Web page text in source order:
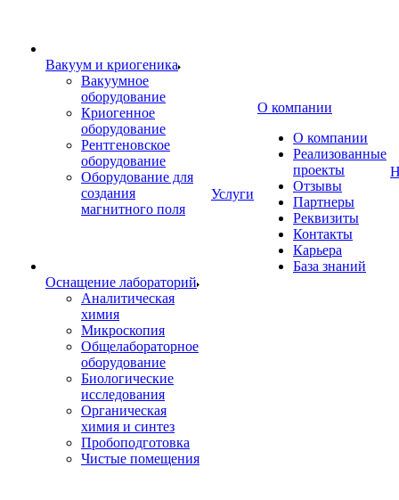
Вакуум и криогеника
Вакуумное
оборудование
Криогенное
оборудование
Рентгеновское
оборудование
Оборудование для
создания
магнитного поля
Оснащение лабораторий
Аналитическая
химия
Микроскопия
Общелабораторное
оборудование
Биологические
исследования
Органическая
химия и синтез
Пробоподготовка
Чистые помещения
Услуги
О компании
О компании
Реализованные
проекты
Отзывы
Партнеры
Реквизиты
Контакты
Карьера
База знаний